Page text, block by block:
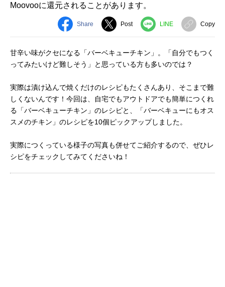
Moovooに還元されることがあります。
Share Post LINE Copy
甘辛い味がクセになる「バーベキューチキン」。「自分でもつく
ってみたいけど難しそう」と思っている方も多いのでは？
実際は漬け込んで焼くだけのレシピもたくさんあり、そこまで難
しくないんです！今回は、自宅でもアウトドアでも簡単につくれ
る「バーベキューチキン」のレシピと、「バーベキューにもオス
スメのチキン」のレシピを10個ピックアップしました。
実際につくっている様子の写真も併せてご紹介するので、ぜひレ
シピをチェックしてみてくださいね！